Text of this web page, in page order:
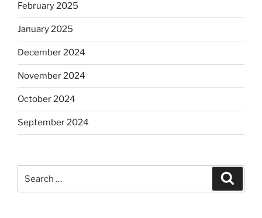
February 2025
January 2025
December 2024
November 2024
October 2024
September 2024
for: